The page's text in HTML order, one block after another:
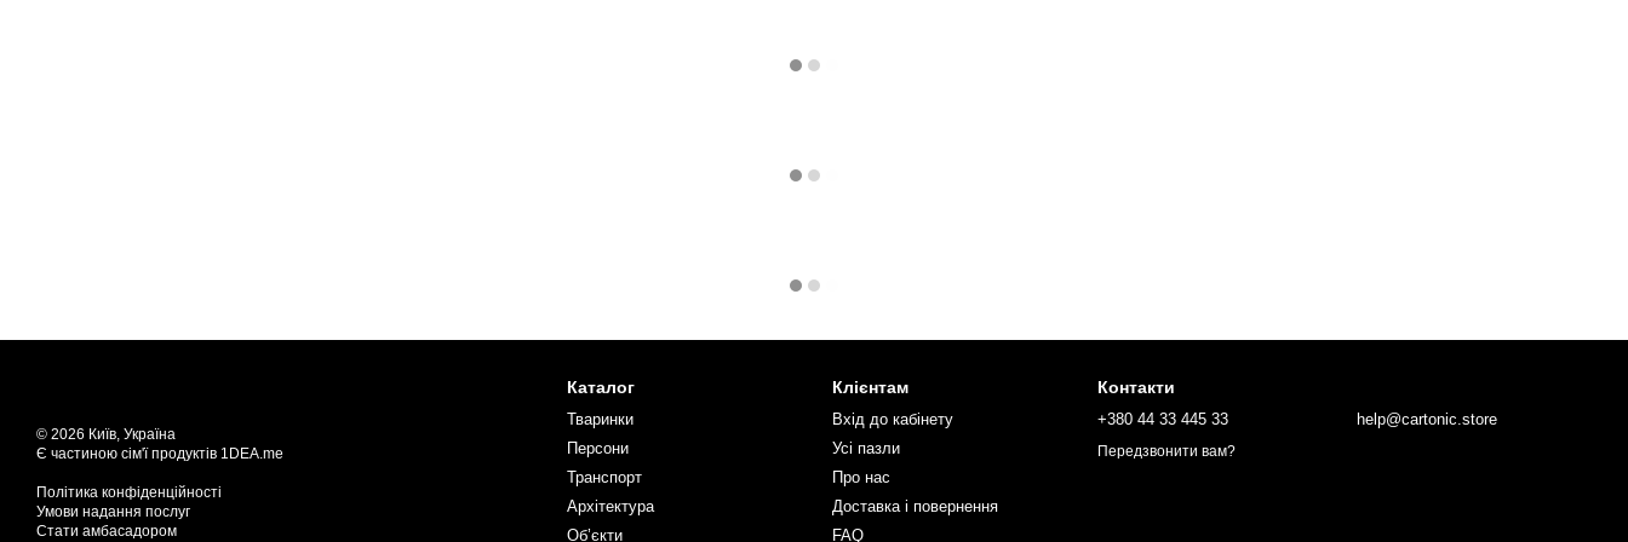
© 2026 Київ, Україна
Є частиною сім'ї продуктів 1DEA.me
Політика конфіденційності
Умови надання послуг
Стати амбасадором
Каталог
Тваринки
Персони
Транспорт
Архітектура
Об’єкти
Клієнтам
Вхід до кабінету
Усі пазли
Про нас
Доставка і повернення
FAQ
Контактиㅤ
+380 44 33 445 33
Передзвонити вам?
help@cartonic.store